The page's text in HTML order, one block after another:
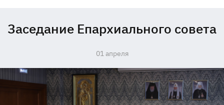
Заседание Епархиального совета
01 апреля